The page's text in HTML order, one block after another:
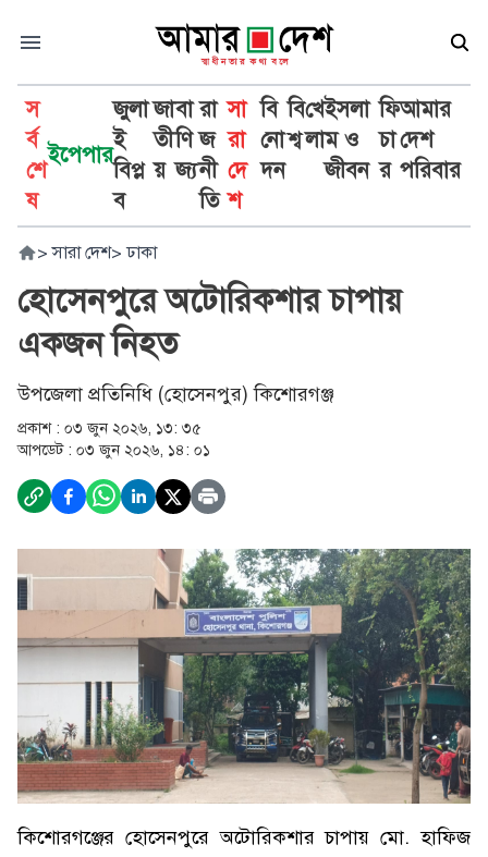
স
র্ব
শে
ষ
ইপেপার
জুলা
ই
বিপ্ল
ব
জা
তী
য়
বা
ণি
জ্য
রা
জ
নী
তি
সা
রা
দে
শ
বি
নো
দন
বি
শ্ব
খে
লা
ইসলা
ম ও
জীবন
ফি
চা
র
আমার
দেশ
পরিবার
> সারা দেশ> ঢাকা
হোসেনপুরে অটোরিকশার চাপায়
একজন নিহত
উপজেলা প্রতিনিধি (হোসেনপুর) কিশোরগঞ্জ
প্রকাশ : ০৩ জুন ২০২৬, ১৩: ৩৫
আপডেট : ০৩ জুন ২০২৬, ১৪: ০১
কিশোরগঞ্জের হোসেনপুরে অটোরিকশার চাপায় মো. হাফিজ